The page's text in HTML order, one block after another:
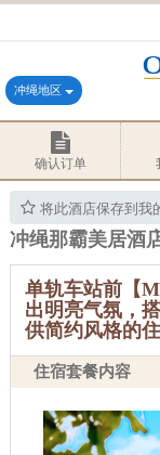
冲绳地区
确认订单
将此酒店保存到我
冲绳那霸美居酒
单轨车站前【
出明亮气氛，
供简约风格的
住宿套餐内容